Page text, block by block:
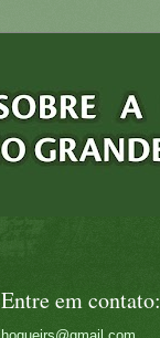
Entre em contato: